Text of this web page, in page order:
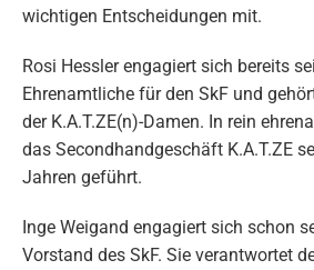
wichtigen Entscheidungen mit.
Rosi Hessler engagiert sich bereits
Ehrenamtliche für den SkF und
der K.A.T.ZE(n)-Damen. In rein
das Secondhandgeschäft K.A.T.ZE
Jahren geführt.
Inge Weigand engagiert sich schon
Vorstand des SkF. Sie verantwortet